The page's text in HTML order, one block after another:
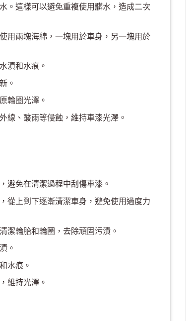
。這樣可以避免重複使用髒水，造成二次
用兩塊海綿，一塊用於車身，另一塊用於
漬和水痕。
。
輪圈光澤。
線、酸雨等侵蝕，維持車漆光澤。
避免在清潔過程中刮傷車漆。
從上到下逐漸清潔車身，避免使用過度力
潔輪胎和輪圈，去除頑固污漬。
。
水痕。
維持光澤。